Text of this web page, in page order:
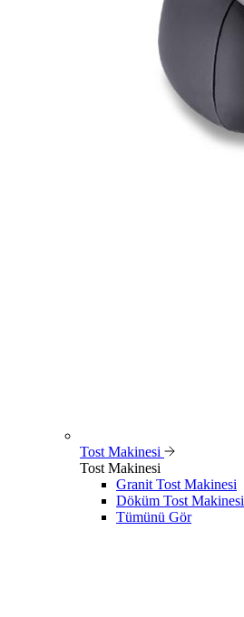
Tost Makinesi
Tost Makinesi
Granit Tost Makinesi
Döküm Tost Makinesi
Tümünü Gör